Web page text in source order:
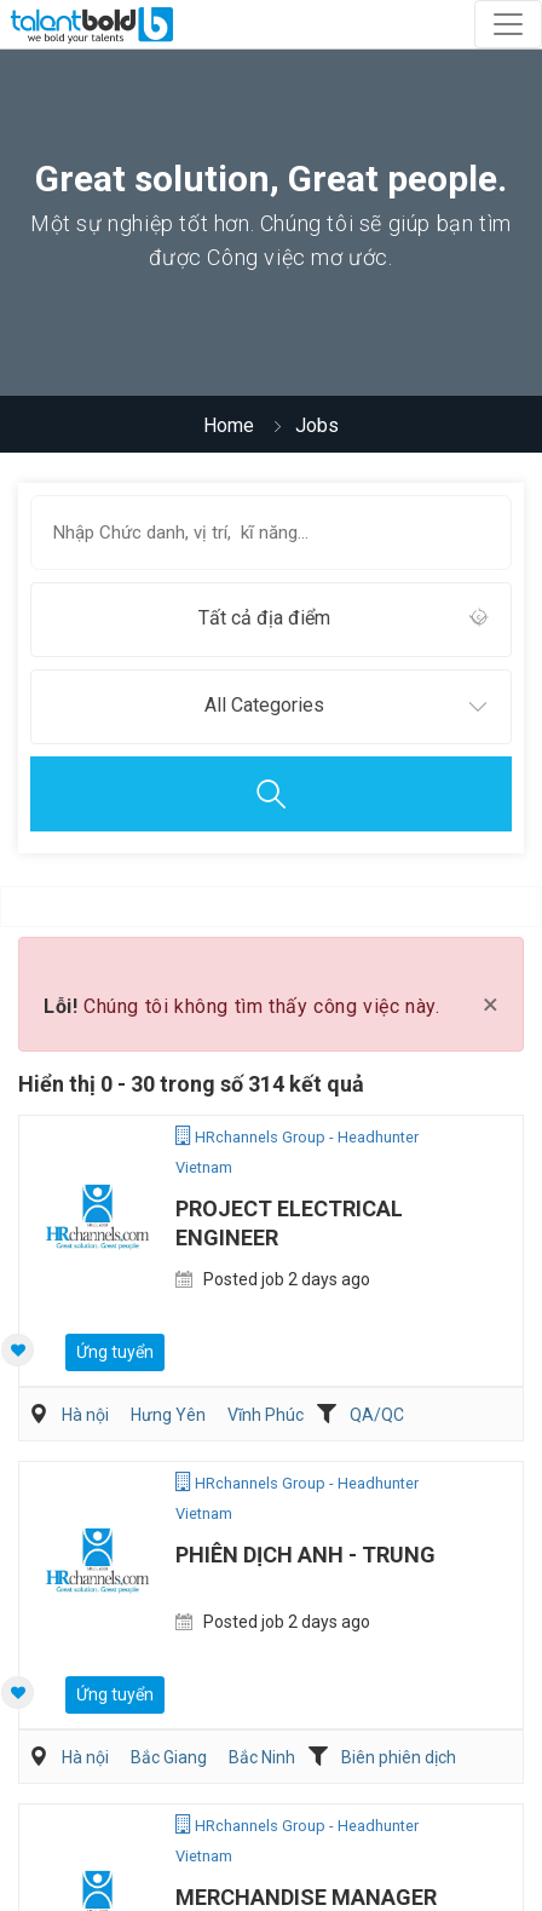
Great solution, Great people.
Một sự nghiệp tốt hơn. Chúng tôi sẽ giúp bạn tìm
được Công việc mơ ước.
Home Jobs
Tất cả địa điểm
All Categories
×
Lỗi! Chúng tôi không tìm thấy công việc này.
Hiển thị 0 - 30 trong số 314 kết quả
HRchannels Group - Headhunter
Vietnam
PROJECT ELECTRICAL
ENGINEER
Posted job 2 days ago
Ứng tuyển
Hà nội Hưng Yên Vĩnh Phúc
QA/QC
HRchannels Group - Headhunter
Vietnam
PHIÊN DỊCH ANH - TRUNG
Posted job 2 days ago
Ứng tuyển
Hà nội Bắc Giang Bắc Ninh
Biên phiên dịch
HRchannels Group - Headhunter
Vietnam
MERCHANDISE MANAGER